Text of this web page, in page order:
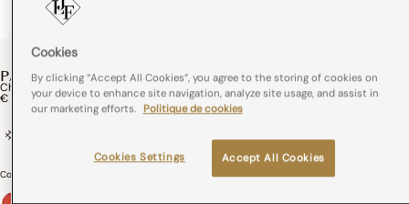
PARFUMS DE BAGATELLE
Chemin De Table Parfums De Bagatelle Coton
€ 67,00
Couleurs :
Cookies
By clicking “Accept All Cookies”, you agree to the storing of cookies on
your device to enhance site navigation, analyze site usage, and assist in
our marketing efforts. Politique de cookies
Accept All Cookies
Cookies Settings